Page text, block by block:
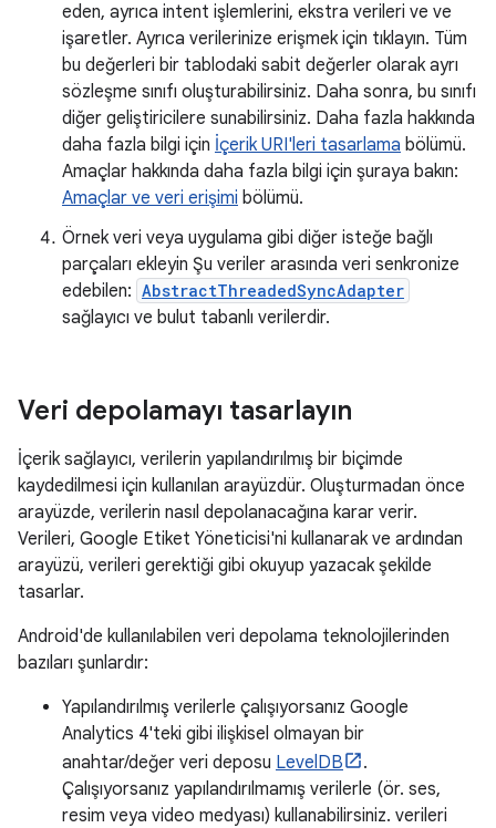
eden, ayrıca intent işlemlerini, ekstra verileri ve ve
işaretler. Ayrıca verilerinize erişmek için tıklayın. Tüm
bu değerleri bir tablodaki sabit değerler olarak ayrı
sözleşme sınıfı oluşturabilirsiniz. Daha sonra, bu sınıfı
diğer geliştiricilere sunabilirsiniz. Daha fazla hakkında
daha fazla bilgi için İçerik URI'leri tasarlama bölümü.
Amaçlar hakkında daha fazla bilgi için şuraya bakın:
Amaçlar ve veri erişimi bölümü.
Örnek veri veya uygulama gibi diğer isteğe bağlı
parçaları ekleyin Şu veriler arasında veri senkronize
edebilen: AbstractThreadedSyncAdapter
sağlayıcı ve bulut tabanlı verilerdir.
Veri depolamayı tasarlayın
İçerik sağlayıcı, verilerin yapılandırılmış bir biçimde
kaydedilmesi için kullanılan arayüzdür. Oluşturmadan önce
arayüzde, verilerin nasıl depolanacağına karar verir.
Verileri, Google Etiket Yöneticisi'ni kullanarak ve ardından
arayüzü, verileri gerektiği gibi okuyup yazacak şekilde
tasarlar.
Android'de kullanılabilen veri depolama teknolojilerinden
bazıları şunlardır:
Yapılandırılmış verilerle çalışıyorsanız Google
Analytics 4'teki gibi ilişkisel olmayan bir
anahtar/değer veri deposu LevelDB
.
Çalışıyorsanız yapılandırılmamış verilerle (ör. ses,
resim veya video medyası) kullanabilirsiniz. verileri